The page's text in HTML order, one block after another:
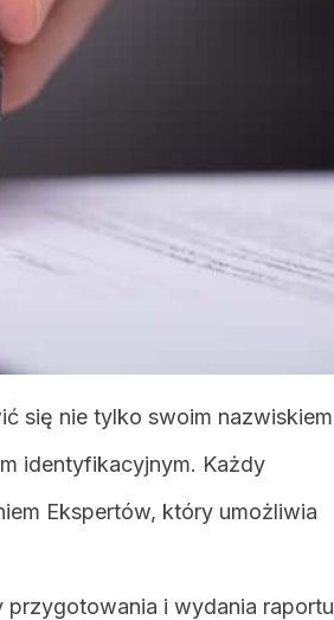
się nie tylko swoim nazwiskiem
identyfikacyjnym. Każdy
Ekspertów, który umożliwia
i wydania raportu